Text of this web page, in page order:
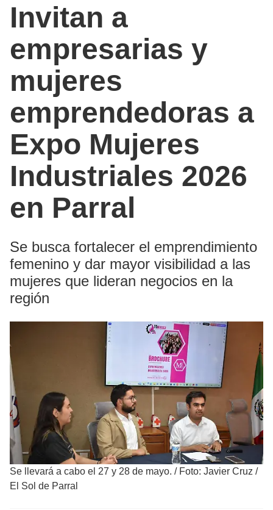
Invitan a
empresarias y
mujeres
emprendedoras a
Expo Mujeres
Industriales 2026
en Parral
Se busca fortalecer el emprendimiento
femenino y dar mayor visibilidad a las
mujeres que lideran negocios en la
región
Se llevará a cabo el 27 y 28 de mayo. / Foto: Javier Cruz /
El Sol de Parral